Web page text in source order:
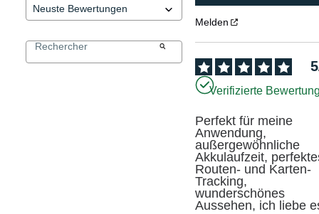
Melden
5
Verifizierte
Perfekt für meine
Anwendung,
außergewöhnliche
Akkulaufzeit,
Routen- und Karten-
Tracking,
wunderschönes
Aussehen, ich liebe